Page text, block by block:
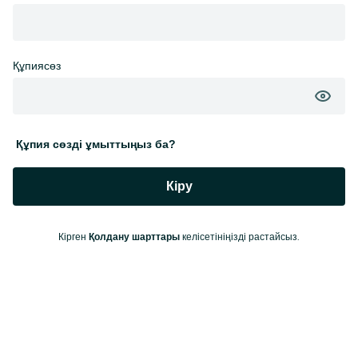
Құпиясөз
Құпия сөзді ұмыттыңыз ба?
Кіру
Кірген Қолдану шарттары келісетініңізді растайсыз.